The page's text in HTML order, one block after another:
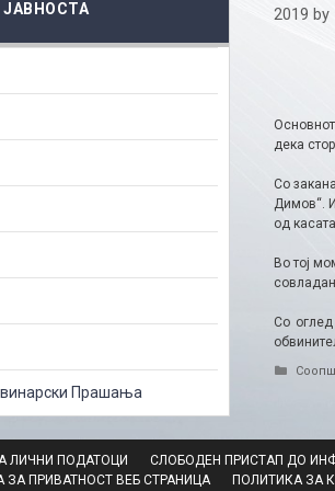
2019 by
дека
Со
Димов“.
од
Во тој
Со
Прашања
ЛИЧНИ ПОДАТОЦИ СЛОБОДЕН ПРИСТАП ДО
ЗА ПРИВАТНОСТ ВЕБ СТРАНИЦА
ПОЛИТИКА ЗА